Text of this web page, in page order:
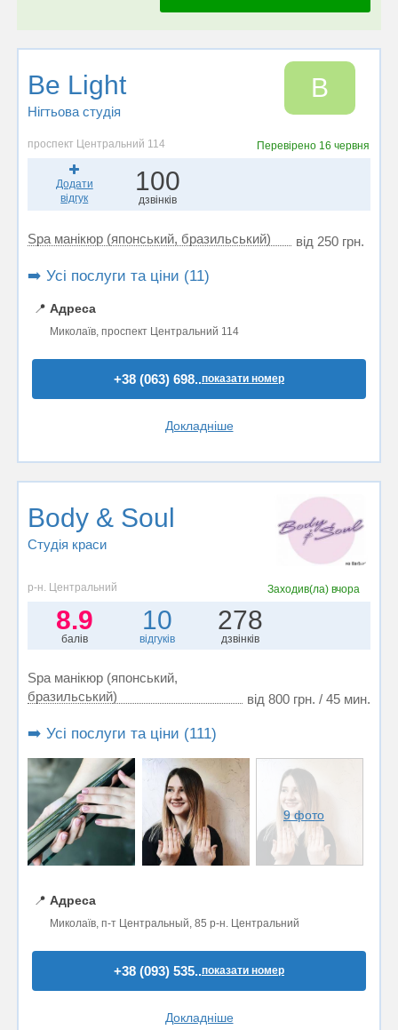
Be Light
Нігтьова студія
B
проспект Центральний 114 Перевірено 16 червня
Додати
відгук
100
дзвінків
Spa манікюр (японський, бразильський) від 250 грн.
➡️ Усі послуги та ціни (11)
📍 Адреса
Миколаїв, проспект Центральний 114
+38 (063) 698..показати номер
Докладніше
Body & Soul
Студія краси
р-н. Центральний Заходив(ла) вчора
8.9
балів
10
відгуків
278
дзвінків
Spa манікюр (японський,
бразильський)
від 800 грн. / 45 мин.
➡️ Усі послуги та ціни (111)
9 фото
📍 Адреса
Миколаїв, п-т Центральный, 85 р-н. Центральний
+38 (093) 535..показати номер
Докладніше